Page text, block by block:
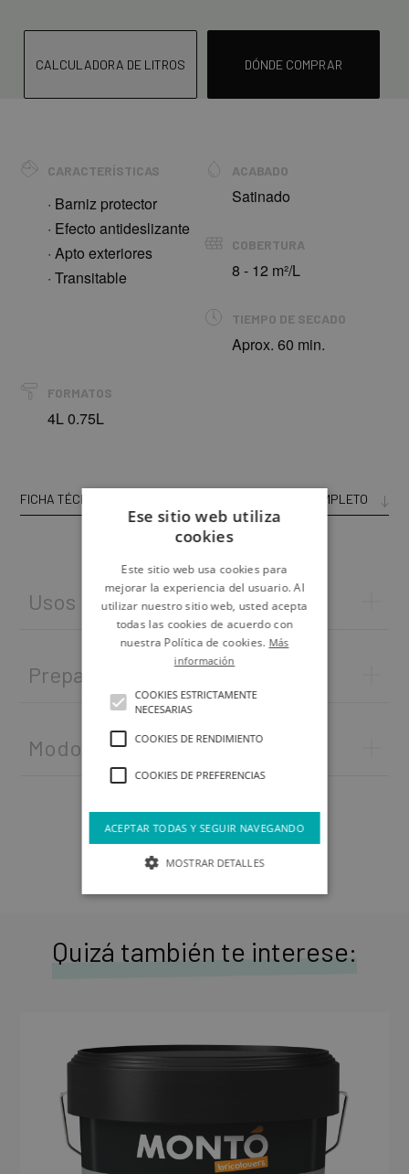
CALCULADORA DE LITROS DÓNDE COMPRAR
CARACTERÍSTICAS
· Barniz protector
· Efecto antideslizante
· Apto exteriores
· Transitable
ACABADO
Satinado
COBERTURA
8 - 12 m²/L
TIEMPO DE SECADO
Aprox. 60 min.
FORMATOS
4L 0.75L
FICHA TÉCNICA CATÁLOGO COMPLETO
Usos
Preparación del soporte
Modo de empleo
Quizá también te interese:
Ese sitio web utiliza
cookies
Este sitio web usa cookies para
mejorar la experiencia del usuario. Al
utilizar nuestro sitio web, usted acepta
todas las cookies de acuerdo con
nuestra Política de cookies. Más
información
COOKIES ESTRICTAMENTE
NECESARIAS
COOKIES DE RENDIMIENTO
COOKIES DE PREFERENCIAS
ACEPTAR TODAS Y SEGUIR NAVEGANDO
MOSTRAR DETALLES